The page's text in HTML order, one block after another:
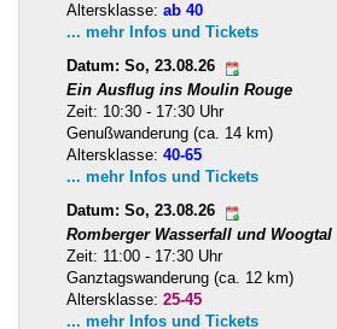
Altersklasse: ab 40
... mehr Infos und Tickets
Datum: So, 23.08.26
Ein Ausflug ins Moulin Rouge
Zeit: 10:30 - 17:30 Uhr
Genußwanderung (ca. 14 km)
Altersklasse: 40-65
... mehr Infos und Tickets
Datum: So, 23.08.26
Romberger Wasserfall und Woogtal
Zeit: 11:00 - 17:30 Uhr
Ganztagswanderung (ca. 12 km)
Altersklasse: 25-45
... mehr Infos und Tickets